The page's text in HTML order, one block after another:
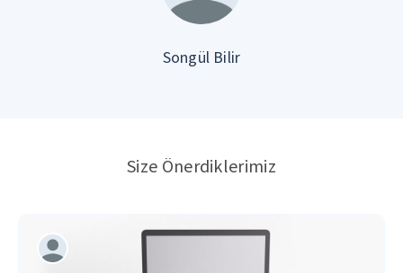
Songül Bilir
Size Önerdiklerimiz